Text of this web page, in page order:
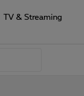
TV & Streaming